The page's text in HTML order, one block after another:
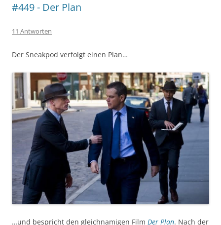
#449 - Der Plan
11 Antworten
Der Sneakpod verfolgt einen Plan…
…und bespricht den gleichnamigen Film Der Plan. Nach der